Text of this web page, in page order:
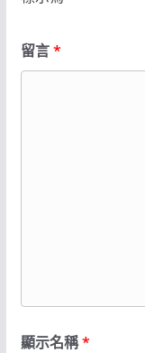
留言*
顯示名稱*